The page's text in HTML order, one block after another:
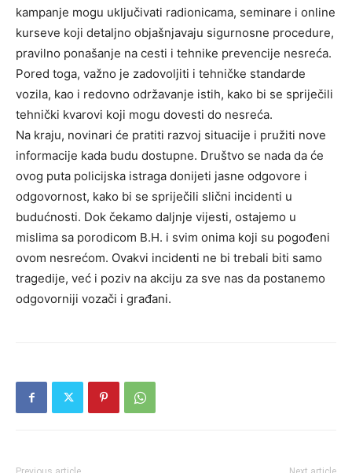
kampanje mogu uključivati radionicama, seminare i online
kurseve koji detaljno objašnjavaju sigurnosne procedure,
pravilno ponašanje na cesti i tehnike prevencije nesreća.
Pored toga, važno je zadovoljiti i tehničke standarde
vozila, kao i redovno održavanje istih, kako bi se spriječili
tehnički kvarovi koji mogu dovesti do nesreća.
Na kraju, novinari će pratiti razvoj situacije i pružiti nove
informacije kada budu dostupne. Društvo se nada da će
ovog puta policijska istraga donijeti jasne odgovore i
odgovornost, kako bi se spriječili slični incidenti u
budućnosti. Dok čekamo daljnje vijesti, ostajemo u
mislima sa porodicom B.H. i svim onima koji su pogođeni
ovom nesrećom. Ovakvi incidenti ne bi trebali biti samo
tragedije, već i poziv na akciju za sve nas da postanemo
odgovorniji vozači i građani.